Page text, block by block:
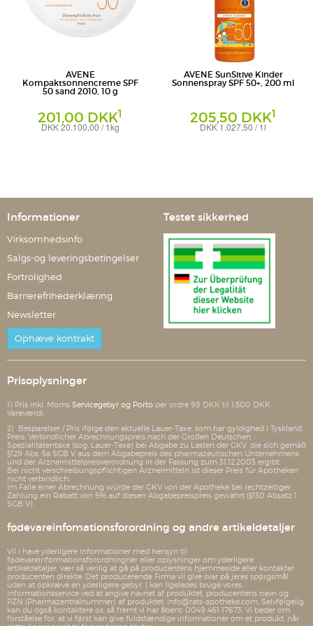
AVENE
Kompaktsonnencreme SPF
50 sand 2010, 10 g
201,00 DKK1
DKK 20.100,00 / 1kg
AVENE SunSitive Kinder
Sonnenspray SPF 50+, 200 ml
205,50 DKK1
DKK 1.027,50 / 1l
Informationer
Virksomhedsinfo
Salgs-og leveringsbetingelser
Fortrolighed
Barrierefrihederklæring
Newsletter
Ophæve kontrakt
Testet sikkerhed
Prisoplysninger
1) Pris inkl. Moms Servicegebyr og Porto per ordre 98 DKK til 1.500 DKK
Vareværdi.
2) Besparelser / Pris ifølge den aktuelle Lauer-Taxe, som har gyldighed i Tyskland.
Preis: Verbindlicher Abrechnungspreis nach der Großen Deutschen
Spezialitätentaxe (sog. Lauer-Taxe) bei Abgabe zu Lasten der GKV, die sich gemäß
§129 Abs. 5a SGB V aus dem Abgabepreis des pharmazeutischen Unternehmens
und der Arzneimittelpreisverordnung in der Fassung zum 31.12.2003 ergibt.
Bei nicht verschreibungspflichtigen Arzneimitteln ist dieser Preis für Apotheken
nicht verbindlich.
Im Falle einer Abrechnung würde der GKV von der Apotheke bei rechtzeitiger
Zahlung ein Rabatt von 5% auf diesen Abgabepreispreis gewährt (§130 Absatz 1
SGB V).
fødevareinfomationsforordning og andre artikeldetaljer
Vil i have yderligere informationer med hensyn til
fødevareinformationsforordningner eller oplysninger om yderligere
artikeldetaljer, vær så venlig at gå på producentens hjemmeside eller kontakter
producenten direkte. Det producerende Firma vil give svar på jeres spørgsmål
uden at opkræve en yderligere gebyr. I kan ligeledes bruge vores
informationsservice ved at angive navnet af produktet, producentens navn og
PZN (Pharmazentralnummer) af produktet: info@rats-apotheke.com. Selvfølgelig
kan du også kontaktere os, så fremt vi har åbent: 0049 461 17673. Vi beder om
forståelse for, at vi først kan give fuldstændige informationer om et produkt, når